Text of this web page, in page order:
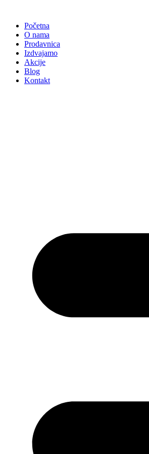
sadržajPočetna
O nama
Prodavnica
Izdvajamo
Akcije
Blog
Kontakt